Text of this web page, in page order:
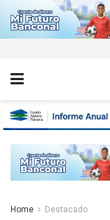
Home Destacado